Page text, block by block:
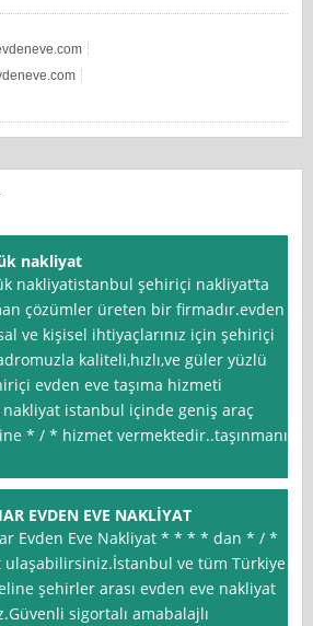
nakliyat
nakliyatistanbul şehiriçi nakliyat’ta
çözümler üreten bir firmadır.evden
ve kişisel ihtiyaçlarınız için şehiriçi
kaliteli,hızlı,ve güler yüzlü
evden eve taşıma hizmeti
nakliyat istanbul içinde geniş araç
* / * hizmet vermektedir..taşınmanın
EVDEN EVE NAKLİYAT
Evden Eve Nakliyat * * * * dan * / *
ulaşabilirsiniz.İstanbul ve tüm Türkiye
şehirler arası evden eve nakliyat
sigortalı amabalajlı